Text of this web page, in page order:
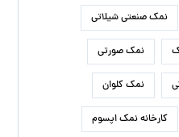
نمک صنعتی شیلاتی
نمک صورتی
نمک کلوان
کارخانه نمک اپسوم